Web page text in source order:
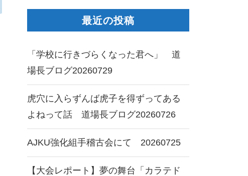
最近の投稿
「学校に行きづらくなった君へ」 道
場長ブログ20260729
虎穴に入らずんば虎子を得ずってある
よねって話 道場長ブログ20260726
AJKU強化組手稽古会にて 20260725
【大会レポート】夢の舞台「カラテド